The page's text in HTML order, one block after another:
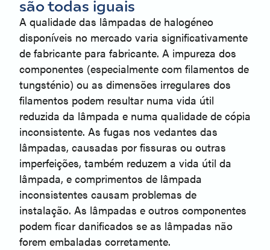
são todas iguais
A qualidade das lâmpadas de halogéneo
disponíveis no mercado varia significativamente
de fabricante para fabricante. A impureza dos
componentes (especialmente com filamentos de
tungsténio) ou as dimensões irregulares dos
filamentos podem resultar numa vida útil
reduzida da lâmpada e numa qualidade de cópia
inconsistente. As fugas nos vedantes das
lâmpadas, causadas por fissuras ou outras
imperfeições, também reduzem a vida útil da
lâmpada, e comprimentos de lâmpada
inconsistentes causam problemas de
instalação. As lâmpadas e outros componentes
podem ficar danificados se as lâmpadas não
forem embaladas corretamente.